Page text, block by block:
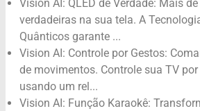
Vision AI: QLED de Verdade: Mais
verdadeiras na sua tela. A
Quânticos garante ...
Vision AI: Controle por Gestos:
de movimentos. Controle sua TV
usando um rel...
Vision AI: Função Karaokê: